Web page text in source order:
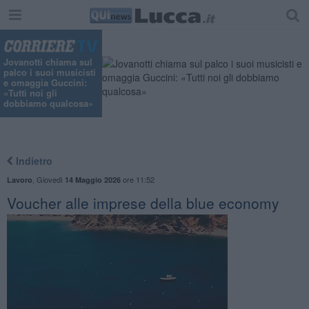
Jovanotti chiama sul
palco i suoi musicisti
e omaggia Guccini:
«Tutti noi gli
dobbiamo qualcosa»
Indietro
Lavoro Giovedì 14 Maggio 2026ore 11:52
Voucher alle imprese della blue economy